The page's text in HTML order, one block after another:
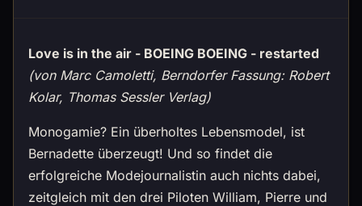
Love is in the air - BOEING BOEING - restarted
(von Marc Camoletti, Berndorfer Fassung: Robert
Kolar, Thomas Sessler Verlag)
Monogamie? Ein überholtes Lebensmodel, ist
Bernadette überzeugt! Und so findet die
erfolgreiche Modejournalistin auch nichts dabei,
zeitgleich mit den drei Piloten William, Pierre und